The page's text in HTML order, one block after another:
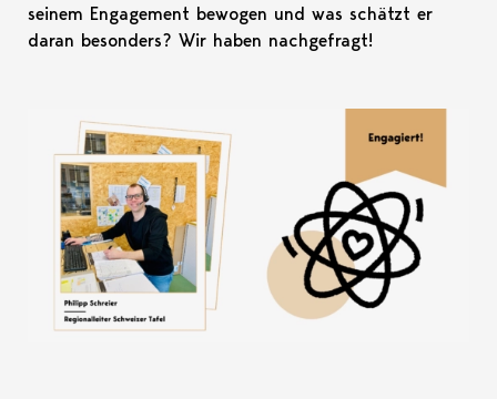
seinem Engagement bewogen und was schätzt er
daran besonders? Wir haben nachgefragt!